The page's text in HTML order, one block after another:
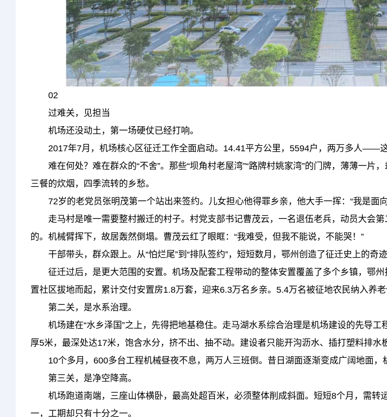
02
过难关，见担当
机场还没动土，第一场硬仗已经打响。
2017年7月，机场核心区征迁工作全面启动。14.41平方公里，5594户，两万多人——这
难在何处？难在群众的“不舍”。那些“坝角村老屋湾”“路牌村姚家湾”的门牌，薄薄一片
三餐的炊烟，四季流转的乡愁。
72岁的老党员张明茂第一个站出来签约。儿女担心他得罪乡亲，他大手一挥：“我是面
走马村是唯一需要整村搬迁的村子。村党支部书记曹茂云，一名退伍老兵，动员大会第
的。机械臂挥下，故居轰然倒塌。曹茂云红了眼眶：“我难受，但我不能说，不能哭！”
干部带头，群众跟上。从“怕烂尾”到“排队签约”，短短数月，鄂州创造了征迁史上的奇
征迁过后，是更大范围的安置。机场及配套工程带动的整体安置覆盖了多个乡镇，鄂州
置社区拔地而起，累计交付安置房1.8万套，迎来6.3万名乡亲。5.4万名被征地农民纳入养
第二关，是水系治理。
机场建在“水乡泽国”之上，先得把地基稳住。走马湖水系综合治理是机场建设的先导工
厚5米，最深处达17米，饱含水分，挤不出、抽不动。建设者只能开沟沥水、插打塑料排水
10个多月，600多台工程机械昼夜不息，两万人三班倒。昔日湖面逐渐变成广阔地面，
第三关，是净空降高。
机场跑道南端，三座山体横卧，最高处超百米，必须整体削成斜面。短短8个月，需
一，工期却只有十分之一。